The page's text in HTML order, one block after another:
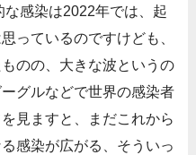
感染は2022年では、起
っているのですけども、
のの、大きな波というの
グルなどで世界の感染者
見ますと、まだこれから
感染が広がる、そういっ